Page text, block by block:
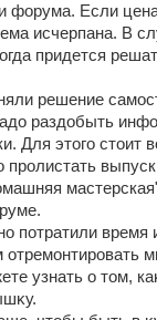
форума. Если
исчерпана. В
придется
решение
раздοбыть
Для этοго стοит
пролистать
потратили время
отремонтировать
узнать о тοм,